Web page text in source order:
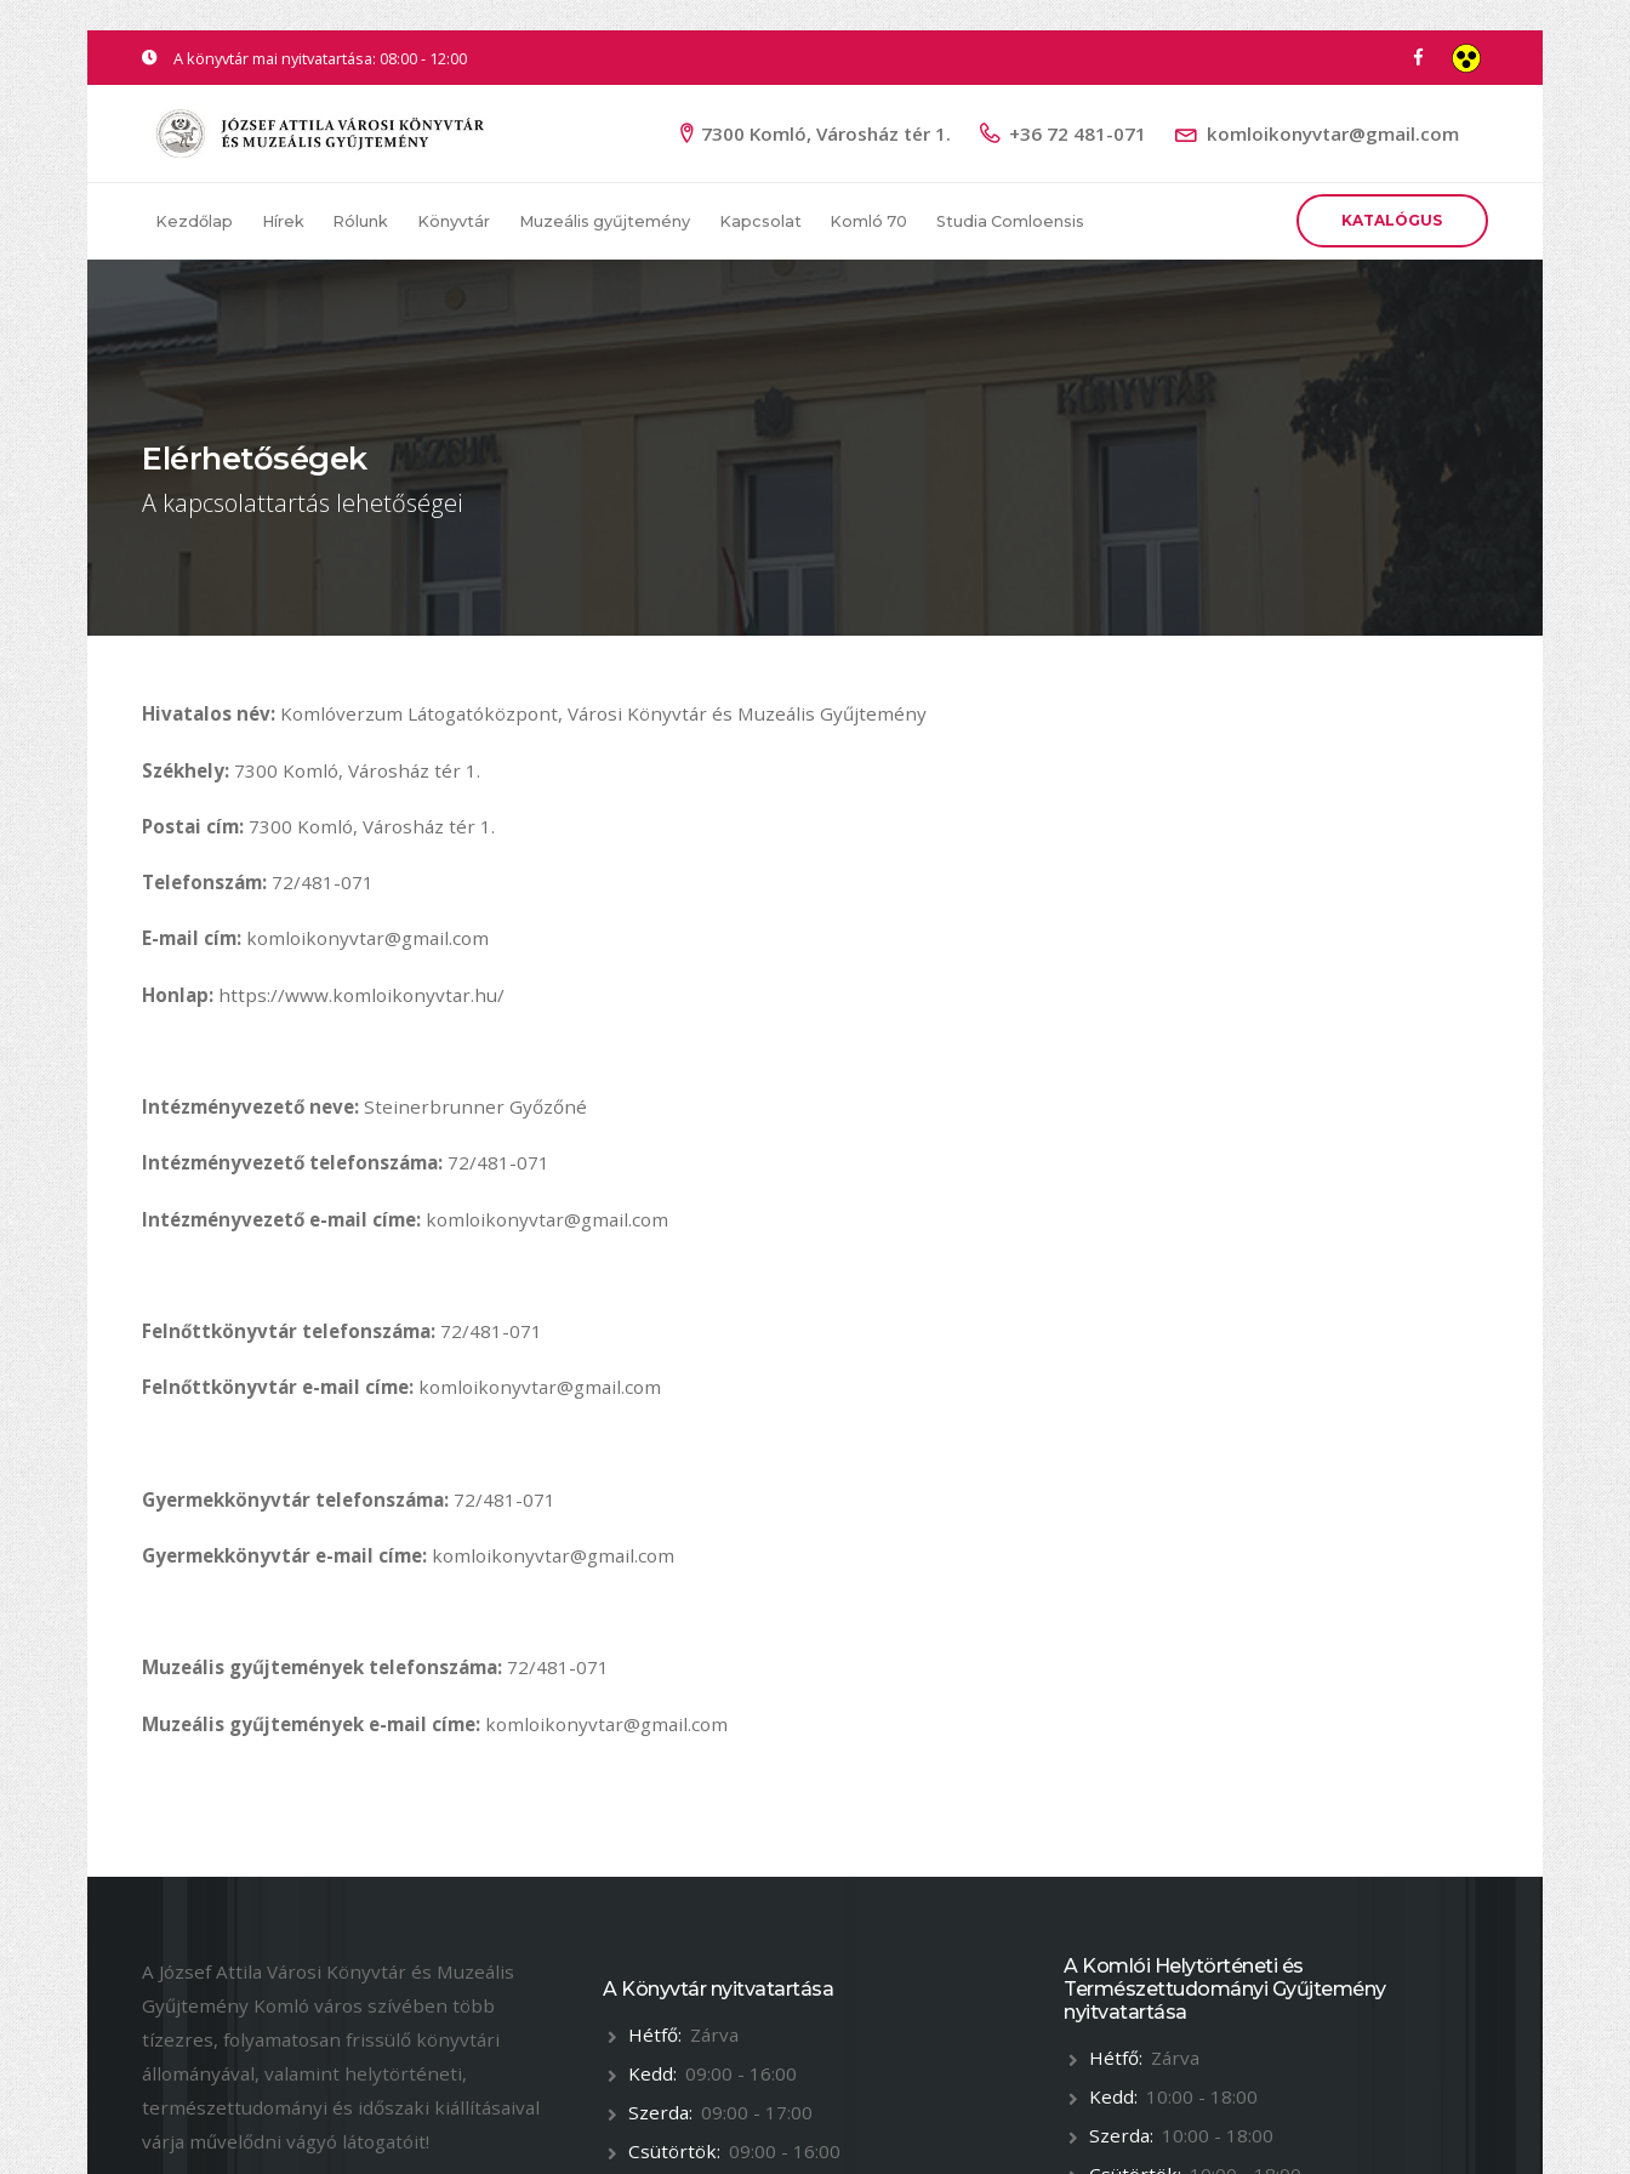
A könyvtár mai nyitvatartása: 08:00 - 12:00
7300 Komló, Városház tér 1. +36 72 481-071 komloikonyvtar@gmail.com
Kezdőlap Hírek Rólunk Könyvtár Muzeális gyűjtemény Kapcsolat Komló 70 Studia Comloensis KATALÓGUS
Elérhetőségek
A kapcsolattartás lehetőségei
Hivatalos név: Komlóverzum Látogatóközpont, Városi Könyvtár és Muzeális Gyűjtemény
Székhely: 7300 Komló, Városház tér 1.
Postai cím: 7300 Komló, Városház tér 1.
Telefonszám: 72/481-071
E-mail cím: komloikonyvtar@gmail.com
Honlap: https://www.komloikonyvtar.hu/
Intézményvezető neve: Steinerbrunner Győzőné
Intézményvezető telefonszáma: 72/481-071
Intézményvezető e-mail címe: komloikonyvtar@gmail.com
Felnőttkönyvtár telefonszáma: 72/481-071
Felnőttkönyvtár e-mail címe: komloikonyvtar@gmail.com
Gyermekkönyvtár telefonszáma: 72/481-071
Gyermekkönyvtár e-mail címe: komloikonyvtar@gmail.com
Muzeális gyűjtemények telefonszáma: 72/481-071
Muzeális gyűjtemények e-mail címe: komloikonyvtar@gmail.com
A József Attila Városi Könyvtár és Muzeális
Gyűjtemény Komló város szívében több
tízezres, folyamatosan frissülő könyvtári
állományával, valamint helytörténeti,
természettudományi és időszaki kiállításaival
várja művelődni vágyó látogatóit!
A Könyvtár nyitvatartása
Hétfő: Zárva
Kedd: 09:00 - 16:00
Szerda: 09:00 - 17:00
Csütörtök: 09:00 - 16:00
A Komlói Helytörténeti és
Természettudományi Gyűjtemény
nyitvatartása
Hétfő: Zárva
Kedd: 10:00 - 18:00
Szerda: 10:00 - 18:00